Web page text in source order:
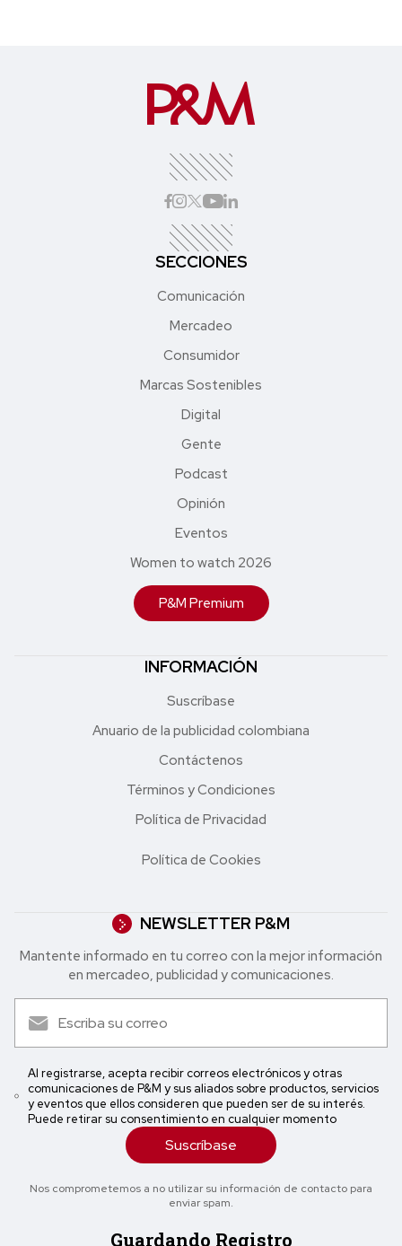
SECCIONES
Comunicación
Mercadeo
Consumidor
Marcas Sostenibles
Digital
Gente
Podcast
Opinión
Eventos
Women to watch 2026
P&M Premium
INFORMACIÓN
Suscríbase
Anuario de la publicidad colombiana
Contáctenos
Términos y Condiciones
Política de Privacidad
Política de Cookies
NEWSLETTER P&M
Mantente informado en tu correo con la mejor in formación
en mercadeo, publicidad y comunicaciones.
Al registrarse, acepta recibir correos electrónicos y otras
comunicaciones de P&M y sus aliados sobre productos, servicios
y eventos que ellos consideren que pueden ser de su interés.
Puede retirar su consentimiento en cualquier momento
Suscríbase
Nos comprometemos a no utilizar su información de contacto para
enviar spam.
Guardando Registro